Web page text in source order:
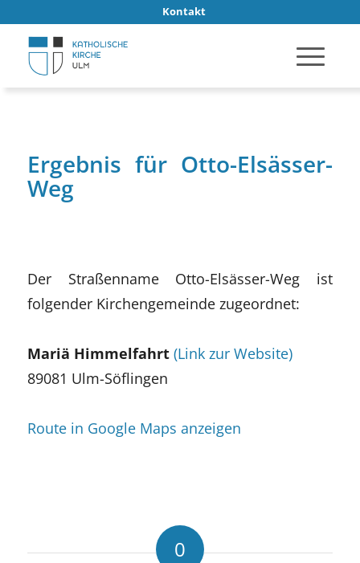
Kontakt
Ergebnis für Otto-Elsässer-
Weg
Der Straßenname Otto-Elsässer-Weg ist
folgender Kirchengemeinde zugeordnet:
Mariä Himmelfahrt (Link zur Website)
89081 Ulm-Söflingen
Route in Google Maps anzeigen
0